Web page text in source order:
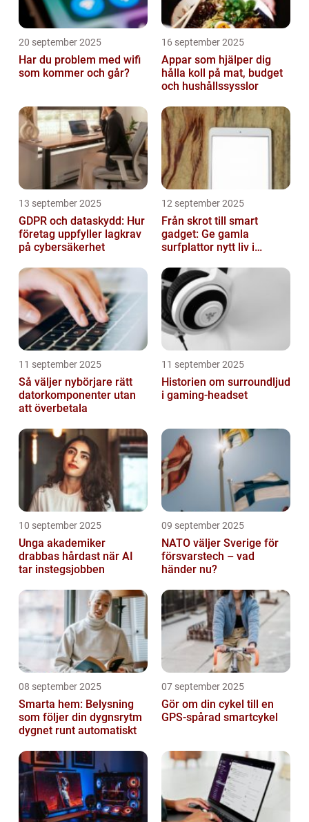
20 september 2025
Har du problem med wifi
som kommer och går?
16 september 2025
Appar som hjälper dig
hålla koll på mat, budget
och hushållssysslor
13 september 2025
GDPR och dataskydd: Hur
företag uppfyller lagkrav
på cybersäkerhet
12 september 2025
Från skrot till smart
gadget: Ge gamla
surfplattor nytt liv i
11 september 2025
Så väljer nybörjare rätt
datorkomponenter utan
att överbetala
11 september 2025
Historien om surroundljud
i gaming-headset
10 september 2025
Unga akademiker
drabbas hårdast när AI
tar instegsjobben
09 september 2025
NATO väljer Sverige för
försvarstech – vad
händer nu?
08 september 2025
Smarta hem: Belysning
som följer din dygnsrytm
dygnet runt automatiskt
07 september 2025
Gör om din cykel till en
GPS-spårad smartcykel